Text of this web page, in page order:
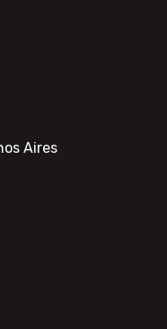
Aires